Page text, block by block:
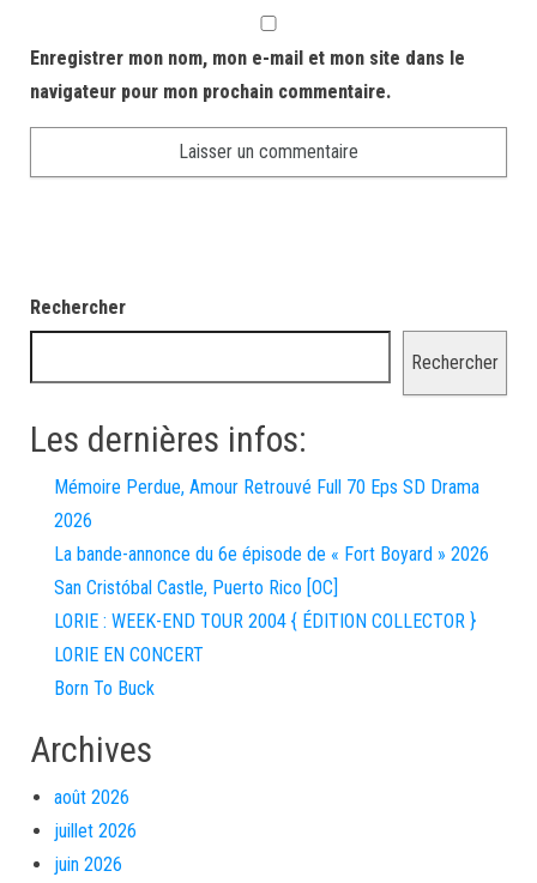
Enregistrer mon nom, mon e-mail et mon site dans le
navigateur pour mon prochain commentaire.
Rechercher
Rechercher
Les dernières infos:
Mémoire Perdue, Amour Retrouvé Full 70 Eps SD Drama
2026
La bande-annonce du 6e épisode de « Fort Boyard » 2026
San Cristóbal Castle, Puerto Rico [OC]
LORIE : WEEK-END TOUR 2004 { ÉDITION COLLECTOR }
LORIE EN CONCERT
Born To Buck
Archives
août 2026
juillet 2026
juin 2026